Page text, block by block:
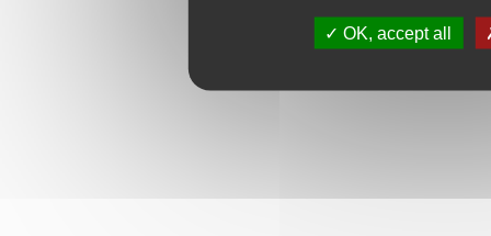
OK, accept all